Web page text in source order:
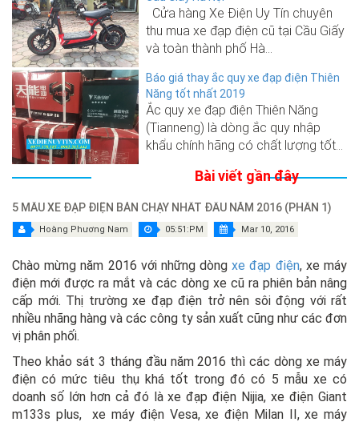
Cửa hàng Xe Điện Uy Tín chuyên
thu mua xe đạp điện cũ tại Cầu Giấy
và toàn thành phố Hà...
Báo giá thay ắc quy xe đạp điện Thiên
Năng tốt nhất 2019
Ắc quy xe đạp điện Thiên Năng
(Tianneng) là dòng ắc quy nhập
khẩu chính hãng có chất lượng tốt...
Bài viết gần đây
5 MẪU XE ĐẠP ĐIỆN BÁN CHẠY NHẤT ĐẦU NĂM 2016 (PHẦN 1)
Hoàng Phương Nam 05:51:PM Mar 10, 2016
Chào mừng năm 2016 với những dòngxe đạp điện, xe máy
điện mới được ra mắt và các dòng xe cũ ra phiên bản nâng
cấp mới. Thị trường xe đạp điện trở nên sôi động với rất
nhiều nhãng hàng và các công ty sản xuất cũng như các đơn
vị phân phối.
Theo khảo sát 3 tháng đầu năm 2016 thì các dòng xe máy
điện có mức tiêu thụ khá tốt trong đó có 5 mẫu xe có
doanh số lớn hơn cả đó là xe đạp điện Nijia, xe điện Giant
m133s plus, xe máy điện Vesa, xe điện Milan II, xe máy